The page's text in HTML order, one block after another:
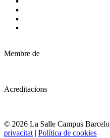
Membre de
Acreditacions
© 2026 La Salle Campus
privacitat | Política de cookies